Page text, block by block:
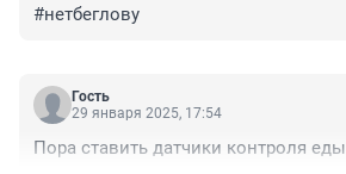
#нетбеглову
Гость
29 января 2025, 17:54
Пора ставить датчики контроля еды